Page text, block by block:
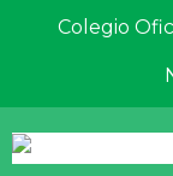
Colegio